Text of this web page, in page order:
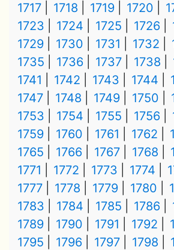
1717
1718 1719 1720
1723
1724 1725 1726
1729
1730 1731 1732
1735
1736 1737 1738
1741
1742 1743 1744
1747
1748 1749 1750
1753
1754 1755 1756
1759
1760 1761 1762
1765
1766 1767 1768
1771
1772 1773 1774
1777
1778 1779 1780
1783
1784 1785 1786
1789
1790 1791 1792
1795
1796 1797 1798